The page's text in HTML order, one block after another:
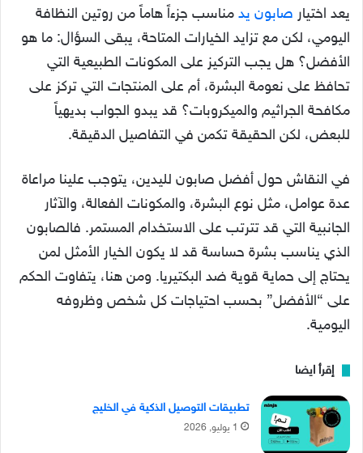
يعد اختيار صابون يد مناسب جزءاً هاماً من روتين النظافة
اليومي، لكن مع تزايد الخيارات المتاحة، يبقى السؤال: ما هو
الأفضل؟ هل يجب التركيز على المكونات الطبيعية التي
تحافظ على نعومة البشرة، أم على المنتجات التي تركز على
مكافحة الجراثيم والميكروبات؟ قد يبدو الجواب بديهياً
للبعض، لكن الحقيقة تكمن في التفاصيل الدقيقة.
في النقاش حول أفضل صابون لليدين، يتوجب علينا مراعاة
عدة عوامل، مثل نوع البشرة، والمكونات الفعالة، والآثار
الجانبية التي قد تترتب على الاستخدام المستمر. فالصابون
الذي يناسب بشرة حساسة قد لا يكون الخيار الأمثل لمن
يحتاج إلى حماية قوية ضد البكتيريا. ومن هنا، يتفاوت الحكم
على “الأفضل” بحسب احتياجات كل شخص وظروفه
اليومية.
إقرأ ايضا
تطبيقات التوصيل الذكية في الخليج
1 يوليو, 2026